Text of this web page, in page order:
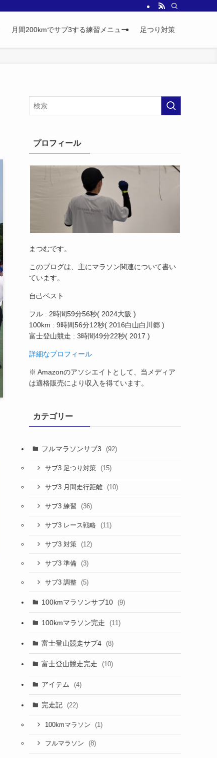
月間200kmでサブ3する練習メニュー 足つり対策
プロフィール
まつむです。
このブログは、主にマラソン関連について書い
ています。
自己ベスト
フル : 2時間59分56秒( 2024大阪 )
100km : 9時間56分12秒( 2016白山白川郷 )
富士登山競走 : 3時間49分22秒( 2017 )
詳細なプロフィール
※ Amazonのアソシエイトとして、当メディア
は適格販売により収入を得ています。
カテゴリー
フルマラソンサブ3 (92)
サブ3 足つり対策 (15)
サブ3 月間走行距離 (10)
サブ3 練習 (36)
サブ3 レース戦略 (11)
サブ3 対策 (12)
サブ3 準備 (3)
サブ3 調整 (5)
100kmマラソンサブ10 (9)
100kmマラソン完走 (11)
富士登山競走サブ4 (8)
富士登山競走完走 (10)
アイテム (4)
完走記 (22)
100kmマラソン (1)
フルマラソン (8)